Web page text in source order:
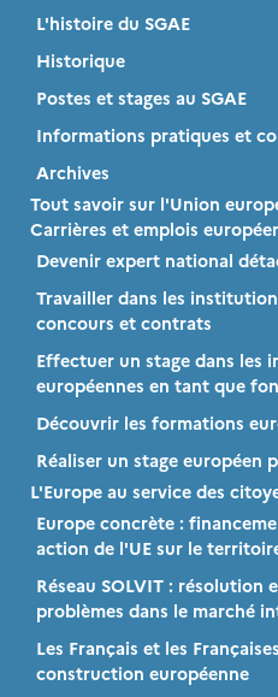
L'histoire du SGAE
Historique
Postes et stages au SGAE
Informations pratiques et
Archives
Tout savoir sur l'Union
Carrières et emplois
Devenir expert national
Travailler dans les
concours et contrats
Effectuer un stage dans les
européennes en tant que
Découvrir les formations
Réaliser un stage européen
L'Europe au service des
Europe concrète :
action de l'UE sur le
Réseau SOLVIT : résolution
problèmes dans le marché
Les Français et les
construction européenne